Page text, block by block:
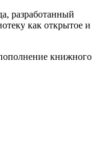
разработанный
как открытое и
книжного